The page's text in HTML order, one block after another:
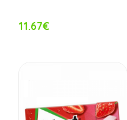
11.67€